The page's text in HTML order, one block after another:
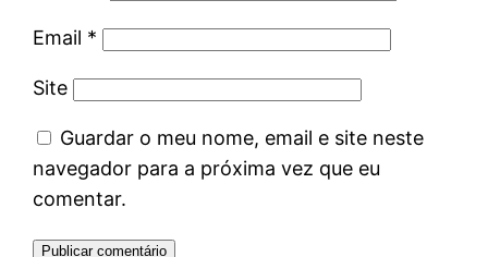
Email *
Site
Guardar o meu nome, email e site neste
navegador para a próxima vez que eu
comentar.